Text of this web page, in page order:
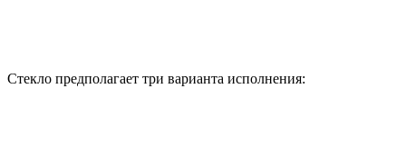
Стекло предполагает три варианта исполнения: